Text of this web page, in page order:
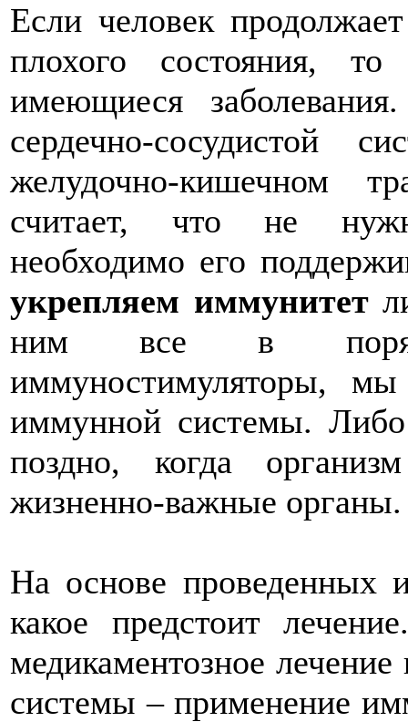
Если человек
плохого состояния,
имеющиеся
сердечно-сосудистой
желудочно-кишечном
считает, что не
необходимо его
укрепляем иммунитет
ним все в
иммуностимуляторы,
иммунной системы. Либо
поздно, когда
жизненно-важные органы.
На основе проведенных
какое предстоит
медикаментозное
системы – применение